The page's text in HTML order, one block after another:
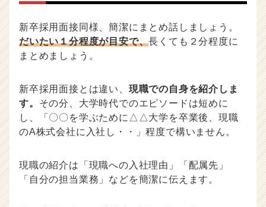
新卒採用面接同様、簡潔にまとめ話しましょう。
だいたい１分程度が目安で、長くても２分程度に
まとめましょう。
新卒採用面接とは違い、 現職での自身を紹介しま
す。 その分、大学時代でのエピソードは短めに
し、「〇〇を学ぶために△△大学を卒業後、現職
のA株式会社に入社し・・」程度で構いません。
現職の紹介は「現職への入社理由」「配属先」
「自分の担当業務」などを簡潔に伝えます。